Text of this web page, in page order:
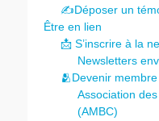
✍️Déposer un
Être en lien
📩 S’inscrire à la
Newsletters
🫂Devenir membre
Association
(AMBC)